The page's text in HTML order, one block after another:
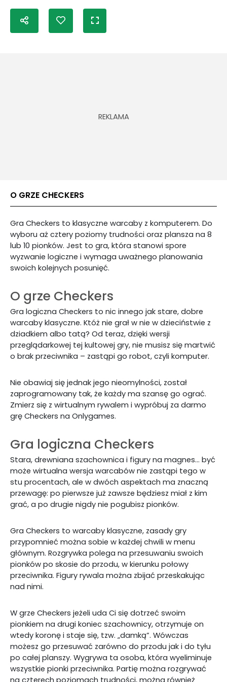
O GRZE CHECKERS
Gra Checkers to klasyczne warcaby z komputerem. Do
wyboru aż cztery poziomy trudności oraz plansza na 8
lub 10 pionków. Jest to gra, która stanowi spore
wyzwanie logiczne i wymaga uważnego planowania
swoich kolejnych posunięć.
O grze Checkers
Gra logiczna Checkers to nic innego jak stare, dobre
warcaby klasyczne. Któż nie grał w nie w dzieciństwie z
dziadkiem albo tatą? Od teraz, dzięki wersji
przeglądarkowej tej kultowej gry, nie musisz się martwić
o brak przeciwnika – zastąpi go robot, czyli komputer.
Nie obawiaj się jednak jego nieomylności, został
zaprogramowany tak, że każdy ma szansę go ograć.
Zmierz się z wirtualnym rywalem i wypróbuj za darmo
grę Checkers na Onlygames.
Gra logiczna Checkers
Stara, drewniana szachownica i figury na magnes… być
może wirtualna wersja warcabów nie zastąpi tego w
stu procentach, ale w dwóch aspektach ma znaczną
przewagę: po pierwsze już zawsze będziesz miał z kim
grać, a po drugie nigdy nie pogubisz pionków.
Gra Checkers to warcaby klasyczne, zasady gry
przypomnieć można sobie w każdej chwili w menu
głównym. Rozgrywka polega na przesuwaniu swoich
pionków po skosie do przodu, w kierunku połowy
przeciwnika. Figury rywala można zbijać przeskakując
nad nimi.
W grze Checkers jeżeli uda Ci się dotrzeć swoim
pionkiem na drugi koniec szachownicy, otrzymuje on
wtedy koronę i staje się, tzw. „damką”. Wówczas
możesz go przesuwać zarówno do przodu jak i do tyłu
po całej planszy. Wygrywa ta osoba, która wyeliminuje
wszystkie pionki przeciwnika. Partię można rozgrywać
na czterech poziomach trudności, można również